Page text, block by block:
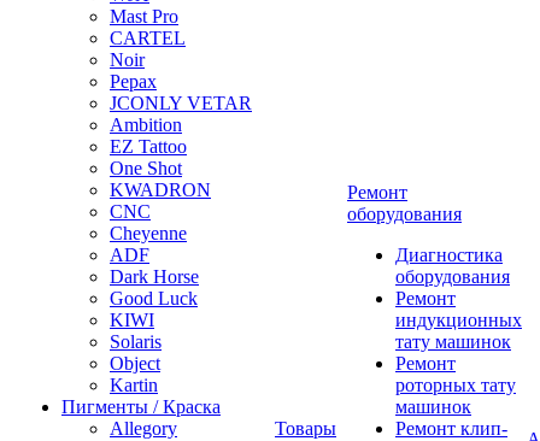
Mast Pro
CARTEL
Noir
Pepax
JCONLY VETAR
Ambition
EZ Tattoo
One Shot
KWADRON
CNC
Cheyenne
ADF
Dark Horse
Good Luck
KIWI
Solaris
Object
Kartin
Пигменты / Краска
Allegory
Товары
Ремонт
оборудования
Диагностика
оборудования
Ремонт
индукционных
тату машинок
Ремонт
роторных тату
машинок
Ремонт клип-